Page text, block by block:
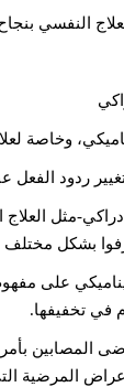
النفسي
ردود
مثل
بشكل
على
في تخفيفها.
المصابين
المرضية